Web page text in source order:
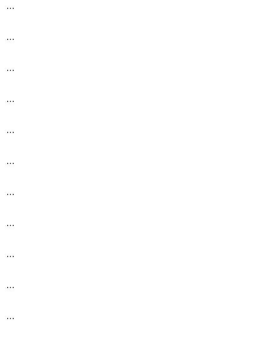
…
…
…
…
…
…
…
…
…
…
…